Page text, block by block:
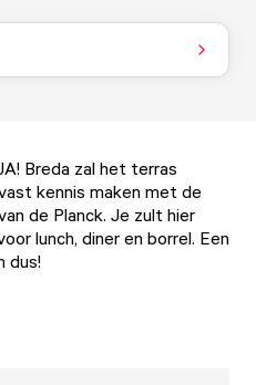
Breda zal het terras
kennis maken met de
de Planck. Je zult hier
lunch, diner en borrel. Een
dus!